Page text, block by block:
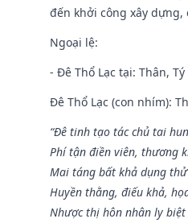
đến khởi công xây
Ngoại lệ:
- Đê Thổ Lạc tại: Thân,
Đê Thổ Lạc (con nhím):
“Đê tinh tạo tác chủ tai
Phí tận điền viên, thương
Mai táng bất khả dụng
Huyền thằng, điếu khả,
Nhược thị hôn nhân ly biệt